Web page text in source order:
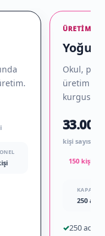
ÜRETIM +
Yoğun
Okul,
üretim ile
kurgusu.
33.000
kişi
150 kişi
KAPASITE
250 adet
✓250